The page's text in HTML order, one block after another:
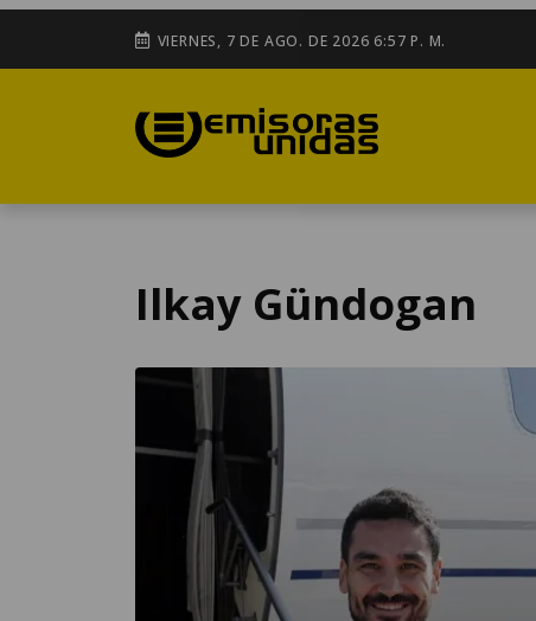
VIERNES, 7 DE AGO. DE 2026 6:57 P. M.
Ilkay Gündogan